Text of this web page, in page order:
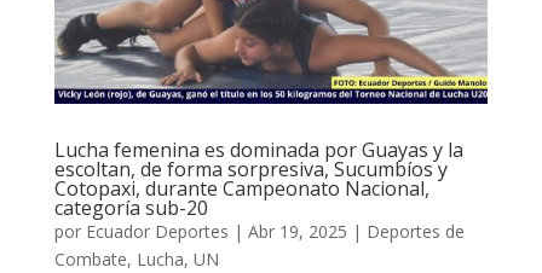
Lucha femenina es dominada por Guayas y la
escoltan, de forma sorpresiva, Sucumbíos y
Cotopaxi, durante Campeonato Nacional,
categoría sub-20
por Ecuador Deportes | Abr 19, 2025 | Deportes de
Combate, Lucha, UN